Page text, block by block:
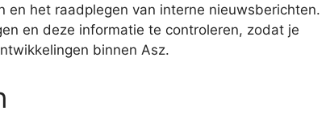
en het raadplegen van interne nieuwsberichten.
en deze informatie te controleren, zodat je
binnen Asz.